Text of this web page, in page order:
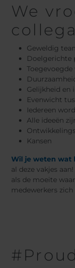
We
Geweldig
Doelgerichte
Gelijkheid en
Evenwicht
Iedereen
Alle ideeën
Kansen
Wil je weten wat
al deze vakjes
als de moeite
medewerkers zich